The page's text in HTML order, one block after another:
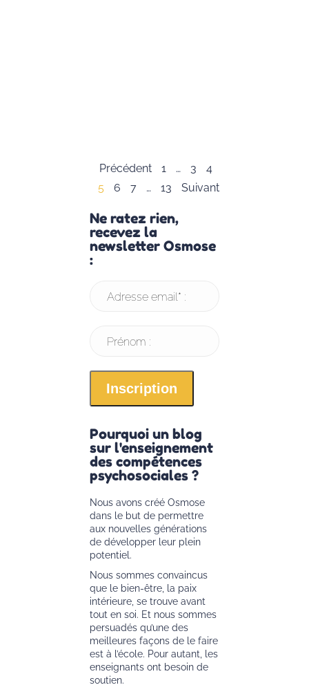
Précédent 1 … 3
4
5
6 7 … 13 Suivant
Ne ratez rien,
recevez la
newsletter Osmose
:
Adresse email* :
Prénom :
Pourquoi un blog
sur l'enseignement
des compétences
psychosociales ?
Nous avons créé Osmose
dans le but de permettre
aux nouvelles générations
de développer leur plein
potentiel.
Nous sommes convaincus
que le bien-être, la paix
intérieure, se trouve avant
tout en soi. Et nous sommes
persuadés qu’une des
meilleures façons de le faire
est à l’école. Pour autant, les
enseignants ont besoin de
soutien.